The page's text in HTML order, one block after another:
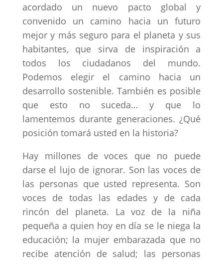
acordado un nuevo pacto global y
convenido un camino hacia un futuro
mejor y más seguro para el planeta y sus
habitantes, que sirva de inspiración a
todos los ciudadanos del mundo.
Podemos elegir el camino hacia un
desarrollo sostenible. También es posible
que esto no suceda… y que lo
lamentemos durante generaciones. ¿Qué
posición tomará usted en la historia?
Hay millones de voces que no puede
darse el lujo de ignorar. Son las voces de
las personas que usted representa. Son
voces de todas las edades y de cada
rincón del planeta. La voz de la niña
pequeña a quien hoy en día se le niega la
educación; la mujer embarazada que no
recibe atención de salud; las personas